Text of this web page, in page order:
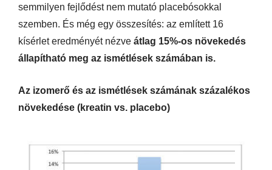
semmilyen fejlődést nem mutató placebósokkal
szemben. És még egy összesítés: az említett 16
kísérlet eredményét nézve átlag 15%-os növekedés
állapítható meg az ismétlések számában is.
Az izomerő és az ismétlések számának százalékos
növekedése (kreatin vs. placebo)